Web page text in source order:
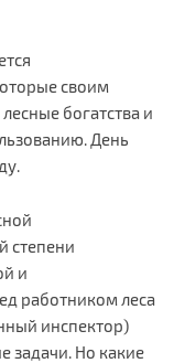
своим
богатства и
День
степени
и
работником леса
инспектор)
задачи. Но какие